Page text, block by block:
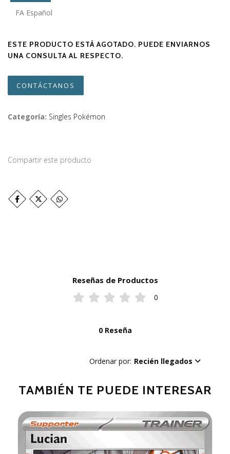
FA Español
ESTE PRODUCTO ESTÁ AGOTADO. PUEDE ENVIARNOS
UNA CONSULTA AL RESPECTO.
CONTÁCTANOS
Categoría: Singles Pokémon
Compartir este producto
Reseñas de Productos
0
0 Reseña
Ordenar por: Recién llegados
TAMBIÉN TE PUEDE INTERESAR